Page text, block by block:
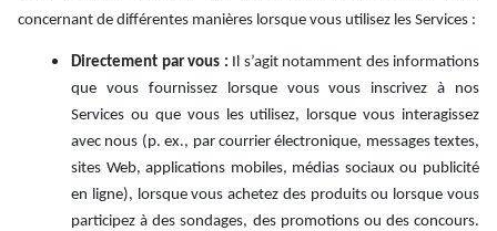
concernant de différentes manières lorsque vous utilisez les Services :
Directement par vous : Il s’agit notamment des informations
que vous fournissez lorsque vous vous inscrivez à nos
Services ou que vous les utilisez, lorsque vous interagissez
avec nous (p. ex., par courrier électronique, messages textes,
sites Web, applications mobiles, médias sociaux ou publicité
en ligne), lorsque vous achetez des produits ou lorsque vous
participez à des sondages, des promotions ou des concours.